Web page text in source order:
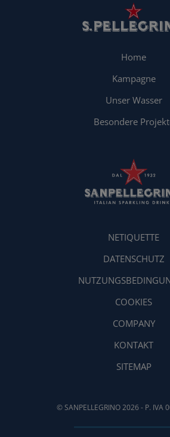
Home
Kampagne
Unser Wasser
Besondere
NETIQUETTE
DATENSCHUTZ
COOKIES
COMPANY
KONTAKT
SITEMAP
© SANPELLEGRINO 2026 - P. IVA